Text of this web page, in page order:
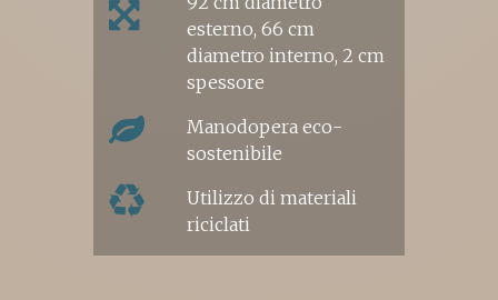
esterno, 66 cm
diametro interno, 2 cm
spessore
Manodopera eco-
sostenibile
Utilizzo di materiali
riciclati